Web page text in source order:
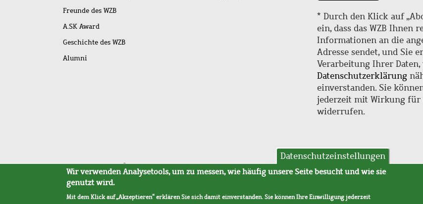
Freunde des WZB
A.SK Award
Geschichte des WZB
Alumni
* Durch den Klick auf
ein, dass das WZB Ihnen
Informationen an die
Adresse sendet, und Sie
Verarbeitung Ihrer
Datenschutzerklärung
einverstanden. Sie
jederzeit mit Wirkung
widerrufen.
Fußleistenmenü
SitemapBarrierefreiheitImpressumDatenschutzAVB
Datenschutzeinstellungen
Wir verwenden Analysetools, um zu messen, wie häufig unsere Seite besucht und wie sie
genutzt wird.
Mit dem Klick auf „Akzeptieren“ erklären Sie sich damit einverstanden. Sie können Ihre Einwilligung jederzeit